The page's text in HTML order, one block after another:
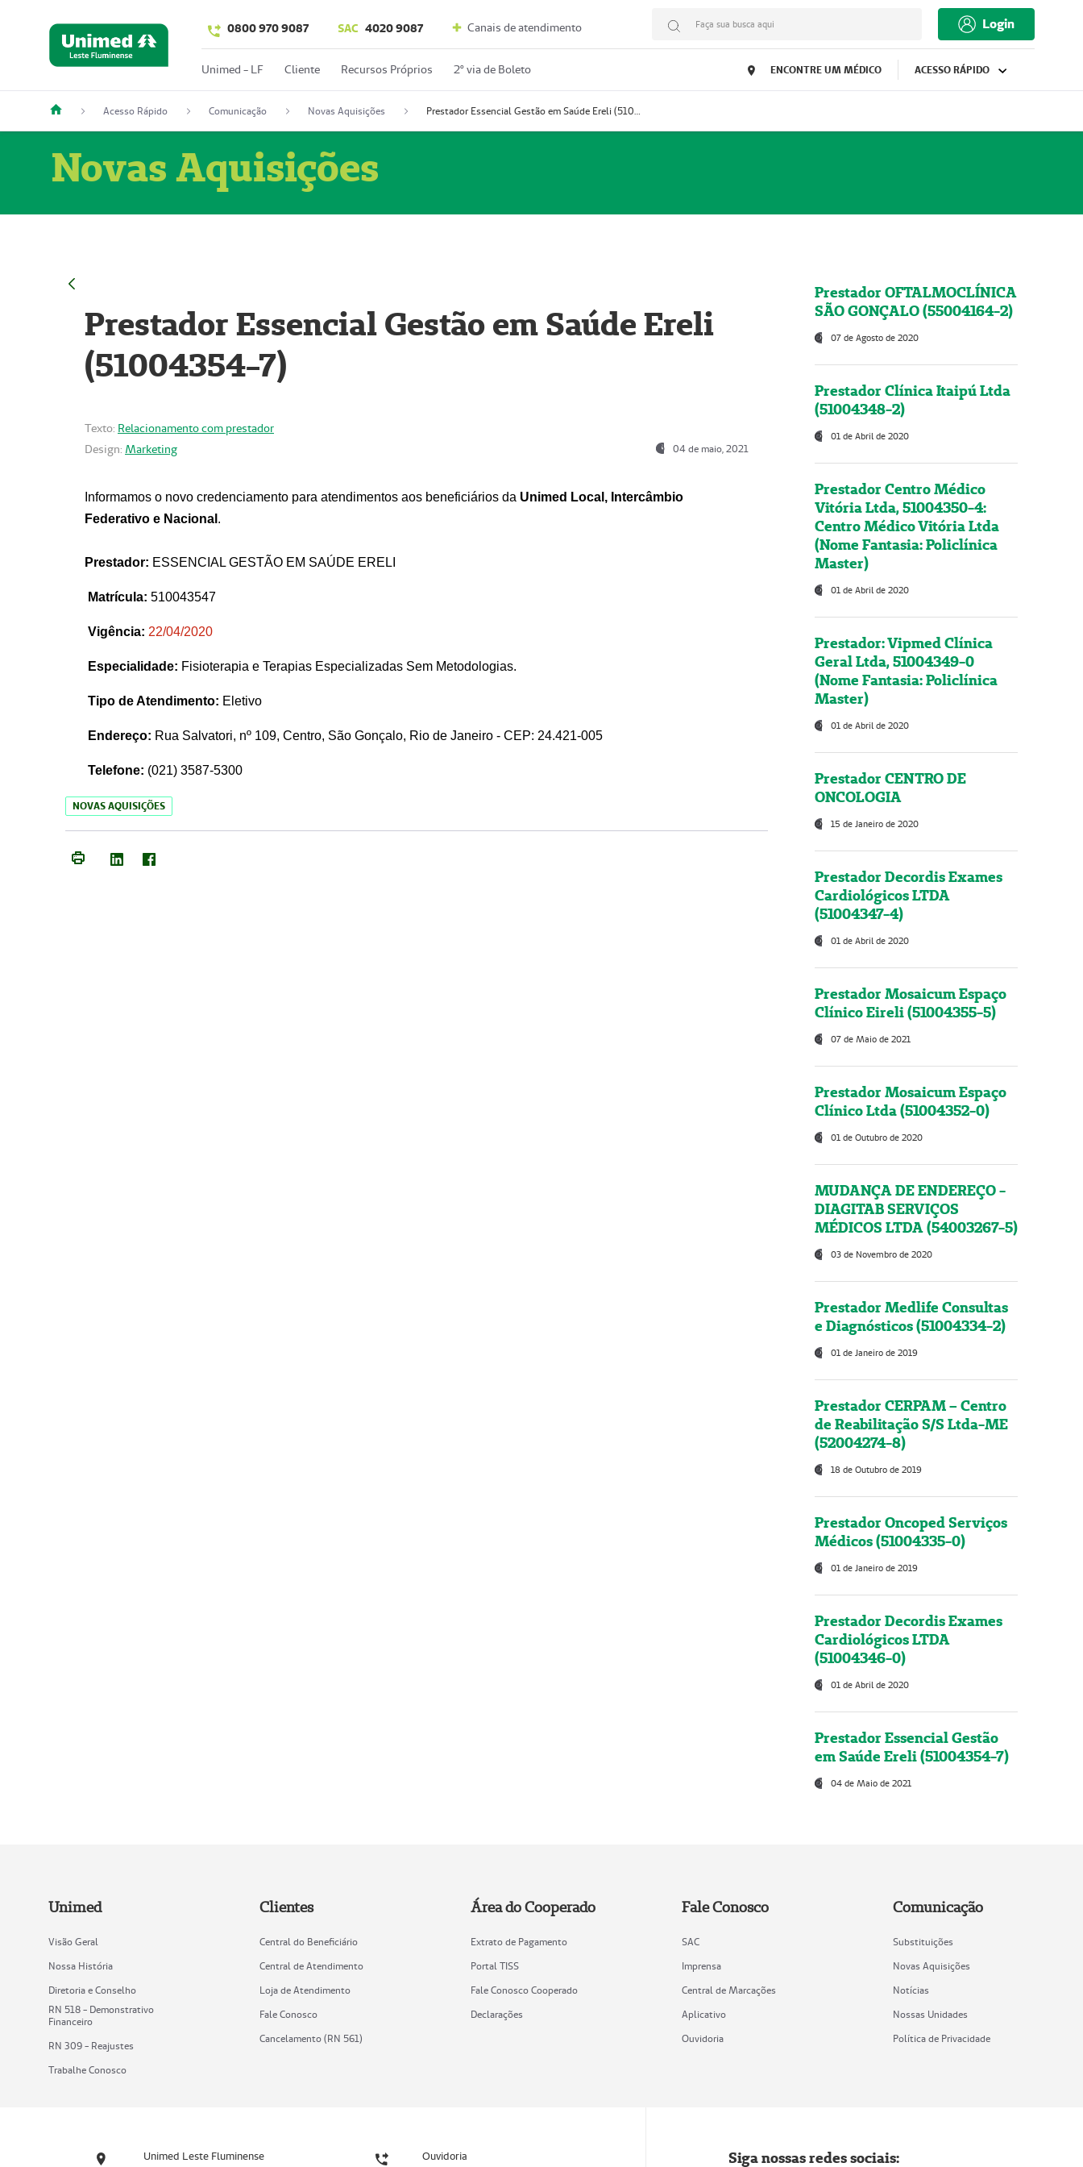
0800 970 9087 SAC 4020 9087 Canais de atendimento Faça sua busca aqui Login
Unimed - LF Cliente Recursos Próprios 2º via de Boleto ENCONTRE UM MÉDICO ACESSO RÁPIDO
Acesso Rápido Comunicação Novas Aquisições Prestador Essencial Gestão em Saúde Ereli (51004354-7)
Novas Aquisições
Prestador Essencial Gestão em Saúde Ereli
(51004354-7)
Texto: Relacionamento com prestador
Design: Marketing 04 de maio, 2021
Informamos o novo credenciamento para atendimentos aos beneficiários da Unimed Local, Intercâmbio
Federativo e Nacional .
Prestador: ESSENCIAL GESTÃO EM SAÚDE ERELI
Matrícula: 510043547
Vigência: 22/04/2020
Especialidade: Fisioterapia e Terapias Especializadas Sem Metodologias.
Tipo de Atendimento: Eletivo
Endereço: Rua Salvatori, nº 109, Centro, São Gonçalo, Rio de Janeiro - CEP: 24.421-005
Telefone: (021) 3587-5300
NOVAS AQUISIÇÕES
Prestador OFTALMOCLÍNICA
SÃO GONÇALO (55004164-2)
07 de Agosto de 2020
Prestador Clínica Itaipú Ltda
(51004348-2)
01 de Abril de 2020
Prestador Centro Médico
Vitória Ltda, 51004350-4:
Centro Médico Vitória Ltda
(Nome Fantasia: Policlínica
Master)
01 de Abril de 2020
Prestador: Vipmed Clínica
Geral Ltda, 51004349-0
(Nome Fantasia: Policlínica
Master)
01 de Abril de 2020
Prestador CENTRO DE
ONCOLOGIA
15 de Janeiro de 2020
Prestador Decordis Exames
Cardiológicos LTDA
(51004347-4)
01 de Abril de 2020
Prestador Mosaicum Espaço
Clínico Eireli (51004355-5)
07 de Maio de 2021
Prestador Mosaicum Espaço
Clínico Ltda (51004352-0)
01 de Outubro de 2020
MUDANÇA DE ENDEREÇO -
DIAGITAB SERVIÇOS
MÉDICOS LTDA (54003267-5)
03 de Novembro de 2020
Prestador Medlife Consultas
e Diagnósticos (51004334-2)
01 de Janeiro de 2019
Prestador CERPAM – Centro
de Reabilitação S/S Ltda-ME
(52004274-8)
18 de Outubro de 2019
Prestador Oncoped Serviços
Médicos (51004335-0)
01 de Janeiro de 2019
Prestador Decordis Exames
Cardiológicos LTDA
(51004346-0)
01 de Abril de 2020
Prestador Essencial Gestão
em Saúde Ereli (51004354-7)
04 de Maio de 2021
Unimed
Visão Geral
Nossa História
Diretoria e Conselho
RN 518 - Demonstrativo
Financeiro
RN 309 - Reajustes
Trabalhe Conosco
Clientes
Central do Beneficiário
Central de Atendimento
Loja de Atendimento
Fale Conosco
Cancelamento (RN 561)
Área do Cooperado
Extrato de Pagamento
Portal TISS
Fale Conosco Cooperado
Declarações
Fale Conosco
SAC
Imprensa
Central de Marcações
Aplicativo
Ouvidoria
Comunicação
Substituições
Novas Aquisições
Notícias
Nossas Unidades
Política de Privacidade
Unimed Leste Fluminense Ouvidoria Siga nossas redes sociais: